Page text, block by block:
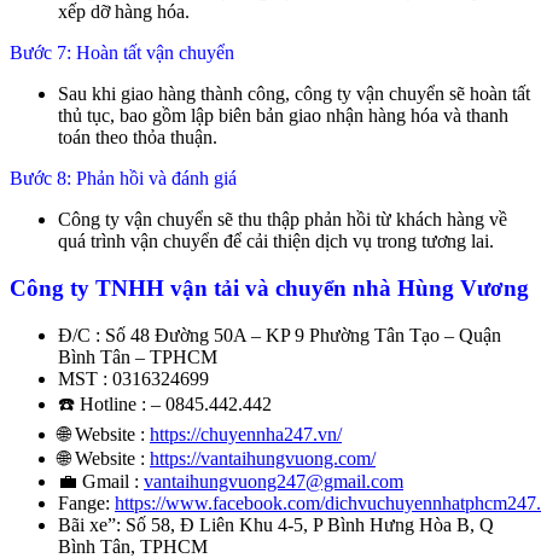
xếp dỡ hàng hóa.
Bước 7: Hoàn tất vận chuyển
Sau khi giao hàng thành công, công ty vận chuyển sẽ hoàn tất
thủ tục, bao gồm lập biên bản giao nhận hàng hóa và thanh
toán theo thỏa thuận.
Bước 8: Phản hồi và đánh giá
Công ty vận chuyển sẽ thu thập phản hồi từ khách hàng về
quá trình vận chuyển để cải thiện dịch vụ trong tương lai.
Công ty TNHH vận tải và chuyển nhà Hùng Vương
Đ/C : Số 48 Đường 50A – KP 9 Phường Tân Tạo – Quận
Bình Tân – TPHCM
MST : 0316324699
☎️ Hotline : – 0845.442.442
🌐 Website : https://chuyennha247.vn/
🌐 Website : https://vantaihungvuong.com/
💼 Gmail : vantaihungvuong247@gmail.com
Fange: https://www.facebook.com/
Bãi xe”: Số 58, Đ Liên Khu 4-5, P Bình Hưng Hòa B, Q
Bình Tân, TPHCM